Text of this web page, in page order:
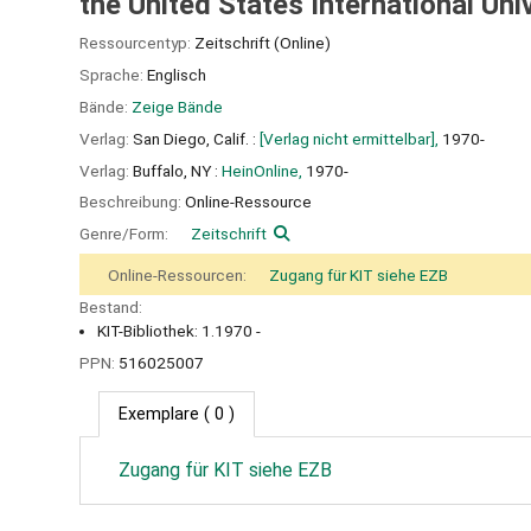
Ressourcentyp: Zeitschrift (Online)
Sprache: Englisch
Bände: Zeige Bände
Verlag: San Diego, Calif. : [Verlag nicht ermittelbar], 1970-
Verlag: Buffalo, NY : HeinOnline, 1970-
Beschreibung: Online-Ressource
Genre/Form:
Zeitschrift
Online-Ressourcen:
Zugang für KIT siehe EZB
Bestand:
KIT-Bibliothek: 1.1970 -
PPN: 516025007
Exemplare ( 0 )
Zugang für KIT siehe EZB